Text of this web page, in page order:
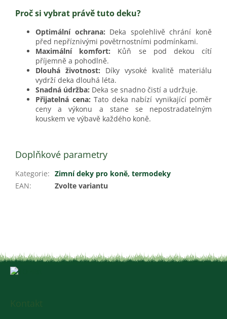
Proč si vybrat právě tuto deku?
Optimální ochrana: Deka spolehlivě chrání koně
před nepříznivými povětrnostními podmínkami.
Maximální komfort: Kůň se pod dekou cítí
příjemně a pohodlně.
Dlouhá životnost: Díky vysoké kvalitě materiálu
vydrží deka dlouhá léta.
Snadná údržba: Deka se snadno čistí a udržuje.
Přijatelná cena: Tato deka nabízí vynikající poměr
ceny a výkonu a stane se nepostradatelným
kouskem ve výbavě každého koně.
Doplňkové parametry
Kategorie: Zimní deky pro koně, termodeky
EAN: Zvolte variantu